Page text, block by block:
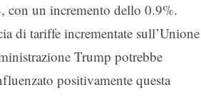
con un incremento dello 0.9%.
di tariffe incrementate sull’Unione
Trump potrebbe
positivamente questa